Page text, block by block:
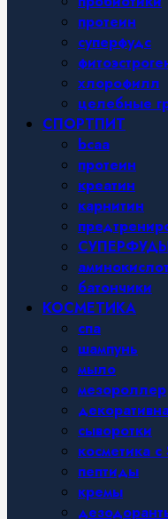
протеин
суперфудс
хлорофилл
целебные
СПОРТПИТ
bcaa
протеин
креатин
карнитин
батончики
КОСМЕТИКА
спа
шампунь
мыло
мезороллер
сыворотки
косметика с
пептиды
кремы